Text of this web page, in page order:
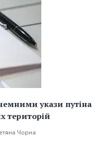
укази путіна
територій
Чорна